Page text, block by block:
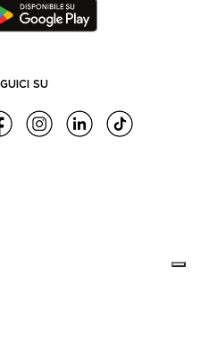
SU